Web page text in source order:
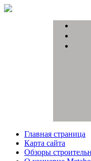
Главная страница
Карта сайта
Обзоры